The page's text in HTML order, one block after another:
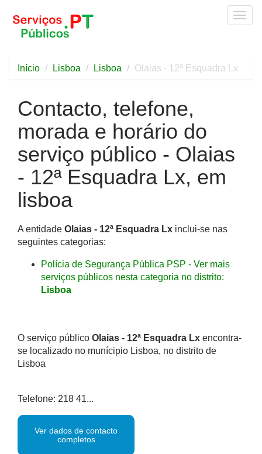
Início Lisboa Lisboa Olaias - 12ª Esquadra Lx
Contacto, telefone,
morada e horário do
serviço público - Olaias
- 12ª Esquadra Lx, em
lisboa
A entidade Olaias - 12ª Esquadra Lx inclui-se nas
seguintes categorias:
Polícia de Segurança Pública PSP - Ver mais
serviços públicos nesta categoria no distrito:
Lisboa
O serviço público Olaias - 12ª Esquadra Lx encontra-
se localizado no munícipio Lisboa, no distrito de
Lisboa
Telefone: 218 41...
Ver dados de contacto
completos